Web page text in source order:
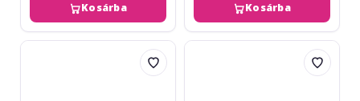
Kosárba Kosárba
Palmer
Palmer